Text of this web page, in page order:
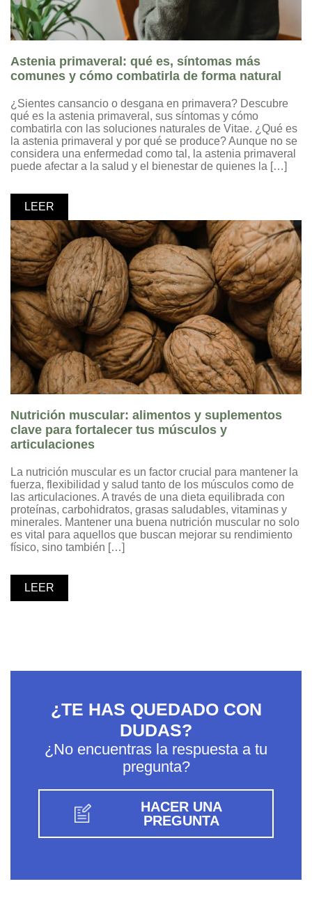
Astenia primaveral: qué es, síntomas más
comunes y cómo combatirla de forma natural
¿Sientes cansancio o desgana en primavera? Descubre
qué es la astenia primaveral, sus síntomas y cómo
combatirla con las soluciones naturales de Vitae. ¿Qué es
la astenia primaveral y por qué se produce? Aunque no se
considera una enfermedad como tal, la astenia primaveral
puede afectar a la salud y el bienestar de quienes la […]
LEER
Nutrición muscular: alimentos y suplementos
clave para fortalecer tus músculos y
articulaciones
La nutrición muscular es un factor crucial para mantener la
fuerza, flexibilidad y salud tanto de los músculos como de
las articulaciones. A través de una dieta equilibrada con
proteínas, carbohidratos, grasas saludables, vitaminas y
minerales. Mantener una buena nutrición muscular no solo
es vital para aquellos que buscan mejorar su rendimiento
físico, sino también […]
LEER
¿TE HAS QUEDADO CON
DUDAS?
¿No encuentras la respuesta a tu
pregunta?
HACER UNA
PREGUNTA